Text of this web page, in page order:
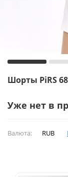
Шорты PiRS
Уже нет в
Валюта: RUB